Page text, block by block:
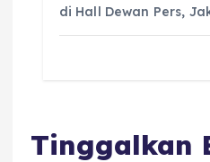
di Hall Dewan Pers,
Tinggalkan